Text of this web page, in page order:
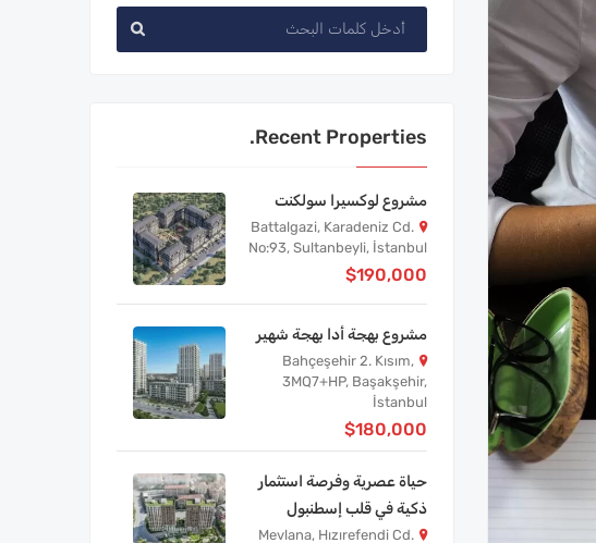
Recent Properties.
مشروع لوكسيرا سولكنت
Battalgazi, Karadeniz Cd.
No:93, Sultanbeyli, İstanbul
$190,000
مشروع بهجة أدا بهجة شهير
Bahçeşehir 2. Kısım,
3MQ7+HP, Başakşehir,
İstanbul
$180,000
حياة عصرية وفرصة استثمار
ذكية في قلب إسطنبول
Mevlana, Hızırefendi Cd.